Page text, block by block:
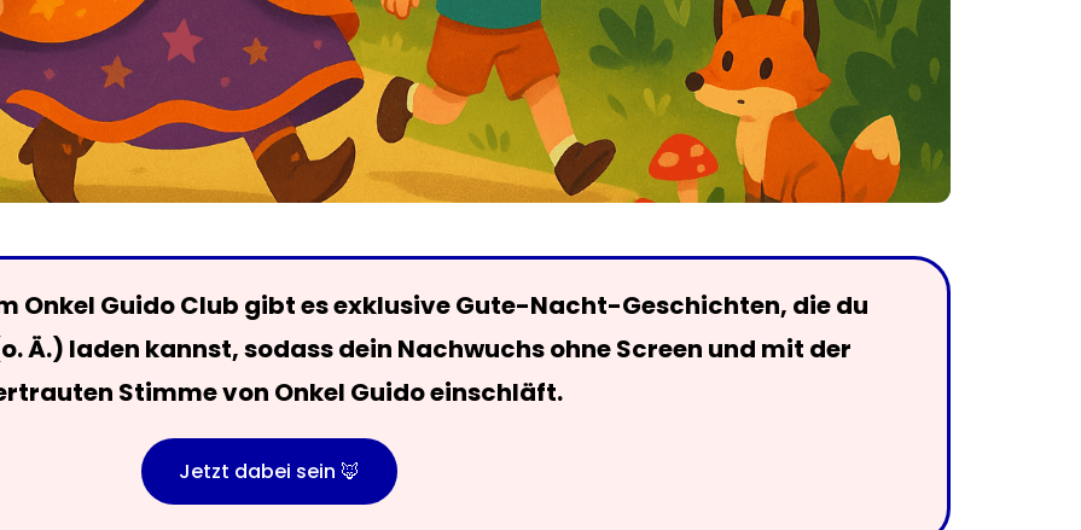
Onkel Guido Club gibt es exklusive Gute-Nacht-Geschichten, die du
Ä.) laden kannst, sodass dein Nachwuchs ohne Screen und mit der
Stimme von Onkel Guido einschläft.
Jetzt dabei sein 🦊